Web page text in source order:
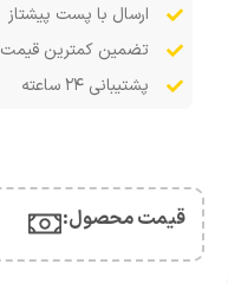
ارسال با پست پیشتاز
تضمین کمترین قیمت
پشتیبانی ۲۴ ساعته
قیمت محصول:​